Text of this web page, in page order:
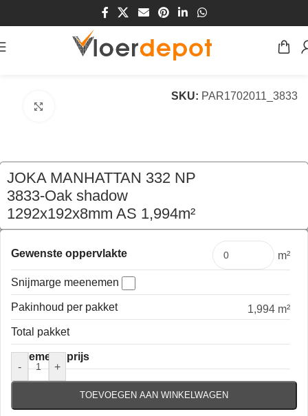
/Vloeren/Laminaat Vloeren
SKU: PAR1702011_3833
JOKA MANHATTAN 332 NP
3833-Oak shadow
1292x192x8mm AS 1,994m²
€45,66 per pak
Gewenste oppervlakte m²
Snijmarge meenemen
Pakinhoud per pakket
1,994 m²
Total pakket
Algemene prijs
-
+
TOEVOEGEN AAN WINKELWAGEN